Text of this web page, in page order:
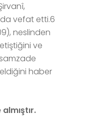
vefat etti.6
neslinden
ve
haber